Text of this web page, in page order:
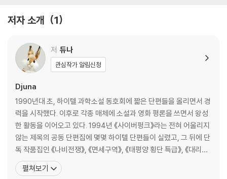
은 사람들의 내력과 심지어 미래의 일어나지 않은 일들까지도 기억하는 것
내고 있는 이야기가 거기에서 비롯되기 때문이다. 「얼어붙은 삶」에서 시간
의 흐름에 존재하는 작은 역류를 타고 다른 시간대로 빠져들어 시간 여행
을 하는 혜나의 존재 이유를 생각해보는 과정에도 시간의 흐름과 우주적
반복에 대한 깊이 있는 통찰이 담겨 있는데, 달리 바라보면 『태평양 횡단
특급』 역시 그런 시간 여행을 하고 있는 책이 아닐까 다른 상상을 덧붙여보
게도 되는 것이다. 물론 작가는 20여 년이 지난 뒤 이 책이 다시 새로운 모
습으로 독자들 앞에 나설지 예측하지는 못했겠지만 말이다. 그렇다면 이
책에 담긴 열두 편의 이야기는 과거일까, 미래일까. 아니면 반복되는 현재
일까. 시간대를 가늠할 수 없는 특별한 시간 여행이 독자들을 기다리고 있
초판 해설 | 인간과 기계_김태환
초판 작가의 말
신판 작가의 말
저자 소개 1
저 듀나
관심작가 알림신청
Djuna
1990년대 초, 하이텔 과학소설 동호회에 짧은 단편들을 올리면서 경
력을 시작했다. 이후로 각종 매체에 소설과 영화 평론을 쓰면서 왕성
한 활동을 이어오고 있다. 1994년 《사이버펑크》라는 전혀 어울리지
않는 제목의 공동 단편집에 몇몇 하이텔 단편들이 실렸고, 그 뒤에 단
독 작품집인 《나비전쟁》, 《면세구역》, 《태평양 횡단 특급》, 《대리
전》, 《용의 이》, 《브로콜리 평원의 혈투》, 《아직은 신이 아니야》 등을
발표하면서 지금까지 살아남았다. SF 작업과는 별도로 영화 칼럼을
펼쳐보기